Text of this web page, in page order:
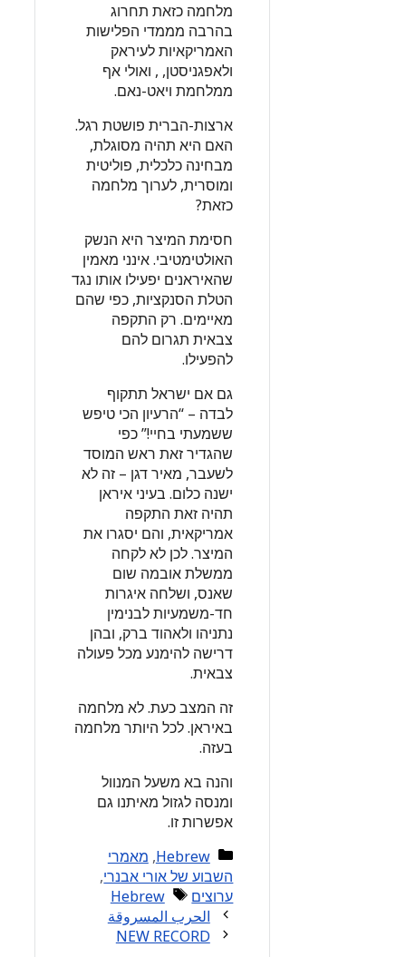
מלחמה כזאת תחרוג
בהרבה מממדי הפלישות
האמריקאיות לעיראק
ולאפגניסטן, , ואולי אף
ממלחמת ויאט-נאם.
ארצות-הברית פושטת רגל.
האם היא תהיה מסוגלת,
מבחינה כלכלית, פוליטית
ומוסרית, לערוך מלחמה
כזאת?
חסימת המיצר היא הנשק
האולטימטיבי. אינני מאמין
שהאיראנים יפעילו אותו נגד
הטלת הסנקציות, כפי שהם
מאיימים. רק התקפה
צבאית תגרום להם
להפעילו.
גם אם ישראל תתקוף
לבדה – “הרעיון הכי טיפש
ששמעתי בחיי!” כפי
שהגדיר זאת ראש המוסד
לשעבר, מאיר דגן – זה לא
ישנה כלום. בעיני איראן
תהיה זאת התקפה
אמריקאית, והם יסגרו את
המיצר. לכן לא לקחה
ממשלת אובמה שום
שאנס, ושלחה איגרות
חד-משמעיות לבנימין
נתניהו ולאהוד ברק, ובהן
דרישה להימנע מכל פעולה
צבאית.
זה המצב כעת. לא מלחמה
באיראן. לכל היותר מלחמה
בעזה.
והנה בא משעל המנוול
ומנסה לגזול מאיתנו גם
אפשרות זו.
Categories
Hebrew
, מאמרי
השבוע של אורי אבנרי,
ערוצים
Tags
Hebrew
الحرب المسروقة
NEW RECORD